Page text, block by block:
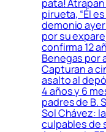
pata! Atrapan
pirueta, “Él
demonio
por su
confirma 12
Benegas por
Capturan a
asalto al
4 años y 6
padres de B.
Sol Chávez:
culpables de